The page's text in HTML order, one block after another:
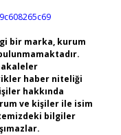
bir marka, kurum
haber niteliği
hakkında
ve kişiler ile isim
bilgiler